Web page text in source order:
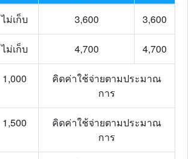
ไม่เก็บ 3,600 3,600
ไม่เก็บ 4,700 4,700
1,000
คิดค่าใช้จ่ายตามประมาณ
การ
1,500
คิดค่าใช้จ่ายตามประมาณ
การ